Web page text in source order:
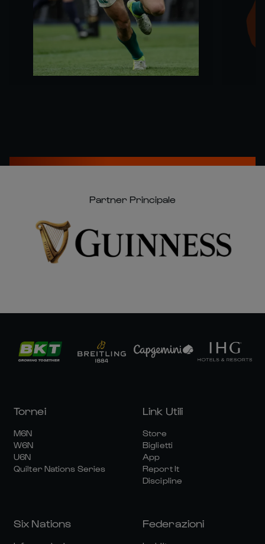
Partner Principale
Tornei
M6N
W6N
U6N
Quilter Nations Series
Link Utili
Store
Biglietti
App
Report It
Discipline
Six Nations Federazioni